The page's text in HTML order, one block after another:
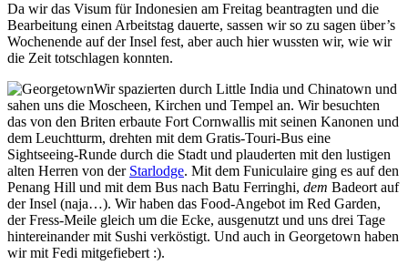
Da wir das Visum für Indonesien am Freitag beantragten und die
Bearbeitung einen Arbeitstag dauerte, sassen wir so zu sagen über’s
Wochenende auf der Insel fest, aber auch hier wussten wir, wie wir
die Zeit totschlagen konnten.
Wir spazierten durch Little India und Chinatown und
sahen uns die Moscheen, Kirchen und Tempel an. Wir besuchten
das von den Briten erbaute Fort Cornwallis mit seinen Kanonen und
dem Leuchtturm, drehten mit dem Gratis-Touri-Bus eine
Sightseeing-Runde durch die Stadt und plauderten mit den lustigen
alten Herren von der Starlodge. Mit dem Funiculaire ging es auf den
Penang Hill und mit dem Bus nach Batu Ferringhi, dem Badeort auf
der Insel (naja…). Wir haben das Food-Angebot im Red Garden,
der Fress-Meile gleich um die Ecke, ausgenutzt und uns drei Tage
hintereinander mit Sushi verköstigt. Und auch in Georgetown haben
wir mit Fedi mitgefiebert :).